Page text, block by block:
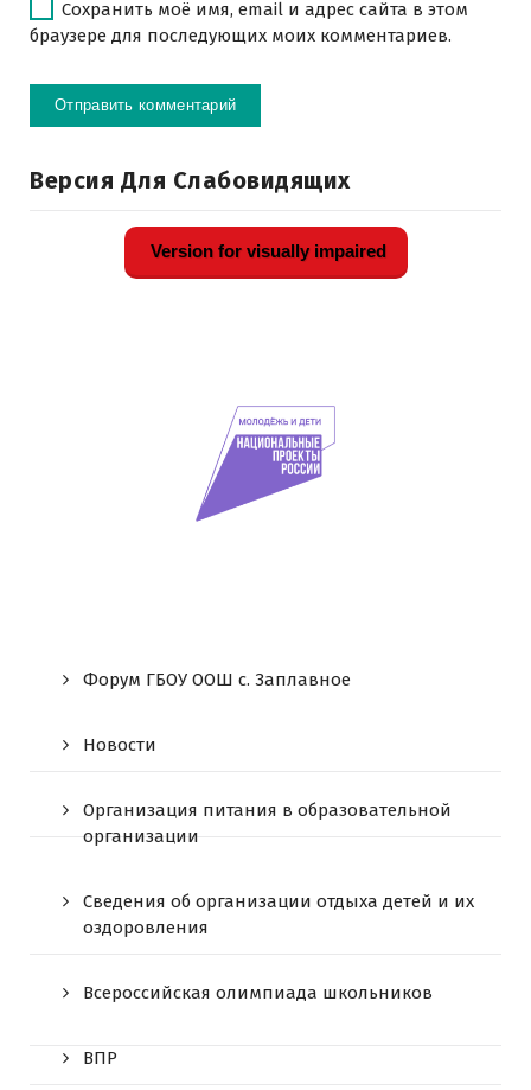
Сохранить моё имя, email и адрес сайта в этом
браузере для последующих моих комментариев.
Версия Для Слабовидящих
Version for visually impaired
Форум ГБОУ ООШ c. Заплавное
Новости
Организация питания в образовательной
организации
Сведения об организации отдыха детей и их
оздоровления
Всероссийская олимпиада школьников
ВПР